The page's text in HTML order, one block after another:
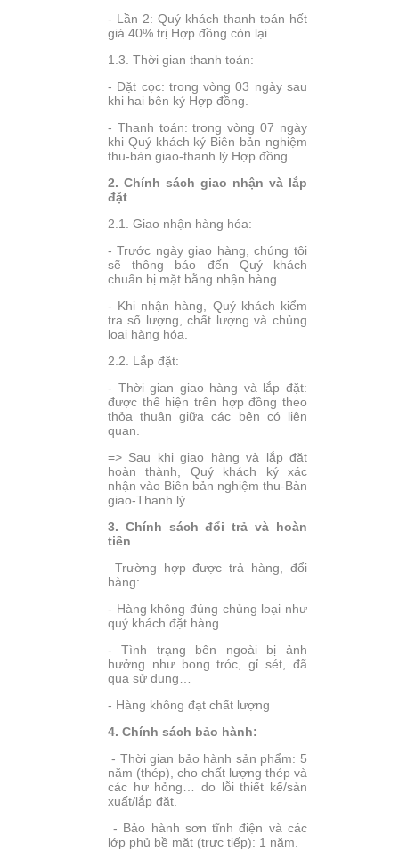
- Lần 2: Quý khách thanh toán hết
giá 40% trị Hợp đồng còn lại.
1.3. Thời gian thanh toán:
- Đặt cọc: trong vòng 03 ngày sau
khi hai bên ký Hợp đồng.
- Thanh toán: trong vòng 07 ngày
khi Quý khách ký Biên bản nghiệm
thu-bàn giao-thanh lý Hợp đồng.
2. Chính sách giao nhận và lắp
đặt
2.1. Giao nhận hàng hóa:
- Trước ngày giao hàng, chúng tôi
sẽ thông báo đến Quý khách
chuẩn bị mặt bằng nhận hàng.
- Khi nhận hàng, Quý khách kiểm
tra số lượng, chất lượng và chủng
loại hàng hóa.
2.2. Lắp đặt:
- Thời gian giao hàng và lắp đặt:
được thể hiện trên hợp đồng theo
thỏa thuận giữa các bên có liên
quan.
=> Sau khi giao hàng và lắp đặt
hoàn thành, Quý khách ký xác
nhận vào Biên bản nghiệm thu-Bàn
giao-Thanh lý.
3. Chính sách đổi trả và hoàn
tiền
Trường hợp được trả hàng, đổi
hàng:
- Hàng không đúng chủng loại như
quý khách đặt hàng.
- Tình trạng bên ngoài bị ảnh
hưởng như bong tróc, gỉ sét, đã
qua sử dụng…
- Hàng không đạt chất lượng
4. Chính sách bảo hành:
- Thời gian bảo hành sản phẩm: 5
năm (thép), cho chất lượng thép và
các hư hỏng… do lỗi thiết kế/sản
xuất/lắp đặt.
- Bảo hành sơn tĩnh điện và các
lớp phủ bề mặt (trực tiếp): 1 năm.